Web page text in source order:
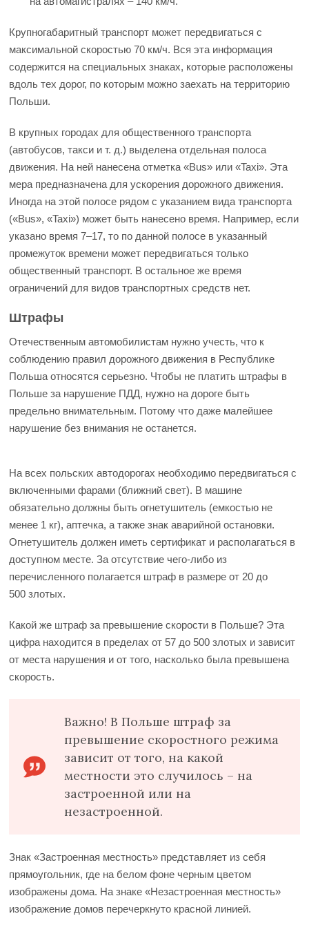
Крупногабаритный транспорт может передвигаться с
максимальной скоростью 70 км/ч. Вся эта информация
содержится на специальных знаках, которые расположены
вдоль тех дорог, по которым можно заехать на территорию
Польши.
В крупных городах для общественного транспорта
(автобусов, такси и т. д.) выделена отдельная полоса
движения. На ней нанесена отметка «Bus» или «Taxi». Эта
мера предназначена для ускорения дорожного движения.
Иногда на этой полосе рядом с указанием вида транспорта
(«Bus», «Taxi») может быть нанесено время. Например, если
указано время 7–17, то по данной полосе в указанный
промежуток времени может передвигаться только
общественный транспорт. В остальное же время
ограничений для видов транспортных средств нет.
Штрафы
Отечественным автомобилистам нужно учесть, что к
соблюдению правил дорожного движения в Республике
Польша относятся серьезно. Чтобы не платить штрафы в
Польше за нарушение ПДД, нужно на дороге быть
предельно внимательным. Потому что даже малейшее
нарушение без внимания не останется.
На всех польских автодорогах необходимо передвигаться с
включенными фарами (ближний свет). В машине
обязательно должны быть огнетушитель (емкостью не
менее 1 кг), аптечка, а также знак аварийной остановки.
Огнетушитель должен иметь сертификат и располагаться в
доступном месте. За отсутствие чего-либо из
перечисленного полагается штраф в размере от 20 до
500 злотых.
Какой же штраф за превышение скорости в Польше? Эта
цифра находится в пределах от 57 до 500 злотых и зависит
от места нарушения и от того, насколько была превышена
скорость.
Важно! В Польше штраф за
превышение скоростного режима
зависит от того, на какой
местности это случилось – на
застроенной или на
незастроенной.
Знак «Застроенная местность» представляет из себя
прямоугольник, где на белом фоне черным цветом
изображены дома. На знаке «Незастроенная местность»
изображение домов перечеркнуто красной линией.